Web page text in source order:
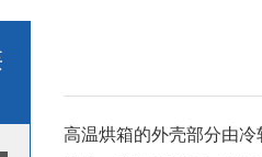
高温烘箱的外壳部分由